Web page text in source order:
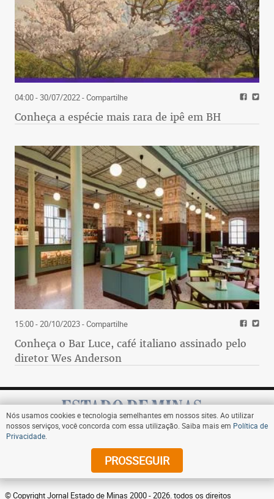
04:00 - 30/07/2022- Compartilhe
Conheça a espécie mais rara de ipê em BH
15:00 - 20/10/2023- Compartilhe
Conheça o Bar Luce, café italiano assinado pelo
diretor Wes Anderson
Assine
© Copyright Jornal Estado de Minas 2000 - 2026. todos os direitos
Nós usamos cookies e tecnologia semelhantes em nossos sites. Ao utilizar
nossos serviços, você concorda com essa utilização. Saiba mais em Política de
Privacidade
PROSSEGUIR